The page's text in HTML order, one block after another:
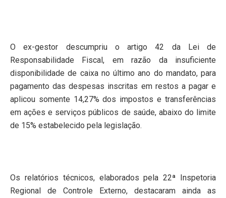
O ex-gestor descumpriu o artigo 42 da Lei de
Responsabilidade Fiscal, em razão da insuficiente
disponibilidade de caixa no último ano do mandato, para
pagamento das despesas inscritas em restos a pagar e
aplicou somente 14,27% dos impostos e transferências
em ações e serviços públicos de saúde, abaixo do limite
de 15% estabelecido pela legislação.
Os relatórios técnicos, elaborados pela 22ª Inspetoria
Regional de Controle Externo, destacaram ainda as